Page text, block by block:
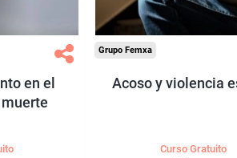
en el
Grupo Femxa
Acoso y violencia
Curso Gratuito